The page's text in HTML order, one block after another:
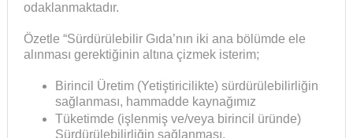
odaklanmaktadır.
Özetle “Sürdürülebilir Gıda’nın iki ana bölümde ele
alınması gerektiğinin altına çizmek isterim;
Birincil Üretim (Yetiştiricilikte) sürdürülebilirliğin
sağlanması, hammadde kaynağımız
Tüketimde (işlenmiş ve/veya birincil üründe)
Sürdürülebilirliğin sağlanması.